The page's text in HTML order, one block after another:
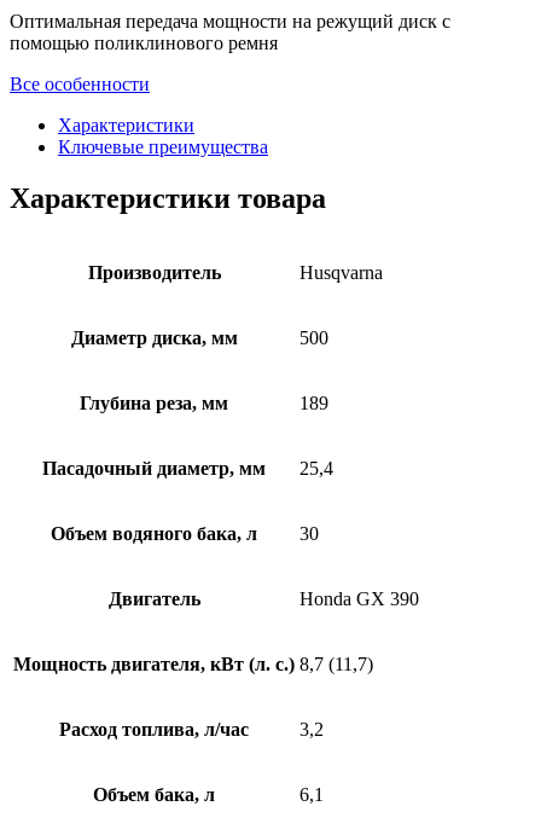
Оптимальная передача мощности на режущий диск с
помощью поликлинового ремня
Все особенности
Характеристики
Ключевые преимущества
Характеристики товара
Производитель Husqvarna
Диаметр диска, мм 500
Глубина реза, мм 189
Пасадочный диаметр, мм 25,4
Объем водяного бака, л 30
Двигатель Honda GX 390
Мощность двигателя, кВт (л. с.) 8,7 (11,7)
Расход топлива, л/час 3,2
Объем бака, л 6,1